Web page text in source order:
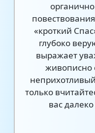
«кроткий
глубоко
выражает
живописно
только
вас